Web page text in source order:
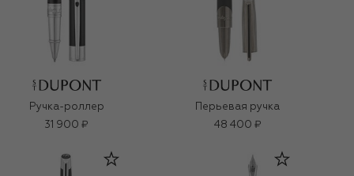
Ручка-роллер
31 900 ₽
Перьевая ручка
48 400 ₽